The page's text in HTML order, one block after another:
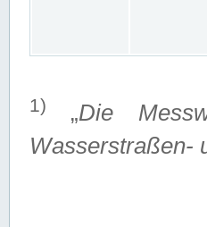
1) „Die
Wasserstraßen-